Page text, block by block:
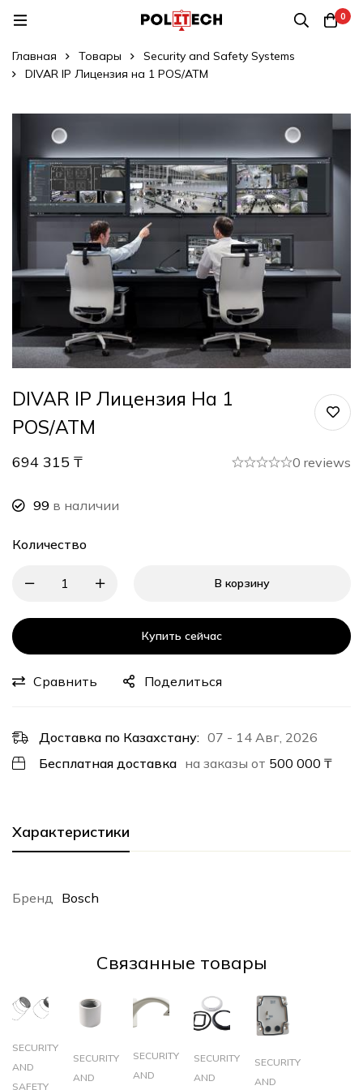
0
Главная Товары
Security and Safety Systems
DIVAR IP Лицензия на 1 POS/ATM
DIVAR IP Лицензия На 1
POS/ATM
694 315 ₸ 0 reviews
99 в наличии
Количество
В корзину
Купить сейчас
Сравнить Поделиться
Доставка по Казахстану: 07 - 14 Авг, 2026
Бесплатная доставка на заказы от 500 000 ₸
Характеристики
Бренд Bosch
Cвязанные товары
SECURITY
AND
SAFETY
SECURITY
AND
SECURITY
AND
SECURITY
AND
SECURITY
AND